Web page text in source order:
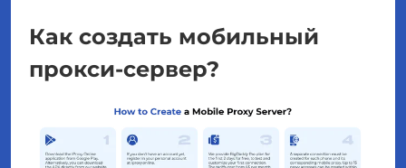
Как создать мобильный
прокси-сервер?